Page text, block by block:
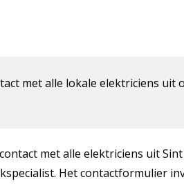
met alle lokale elektriciens uit
met alle elektriciens uit
Het contactformulier